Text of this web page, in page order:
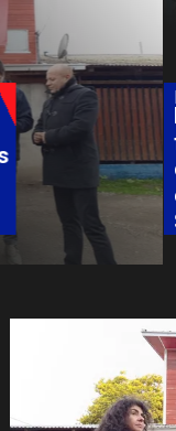
Local
Fondo Orasmi
familia de
costear
especializada
Síndrome de